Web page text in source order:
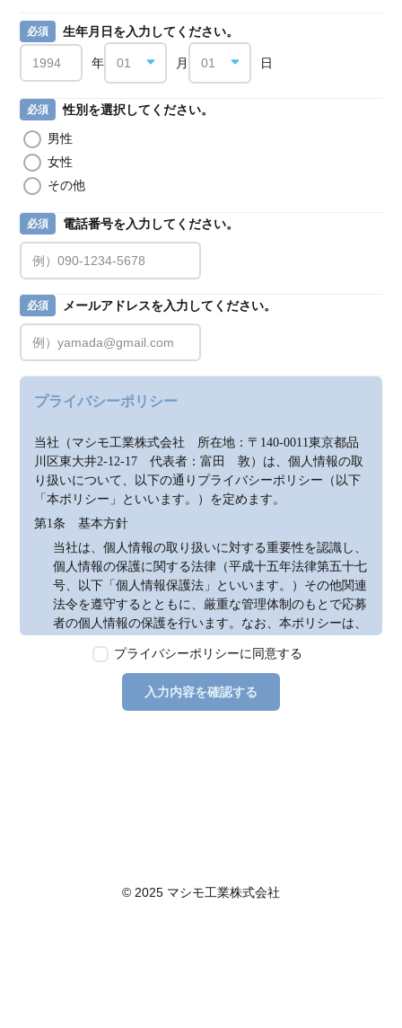
必須 生年月日を入力してください。
年 月 日
必須
性別を選択してください。
男性
女性
その他
必須 電話番号を入力してください。
必須 メールアドレスを入力してください。
プライバシーポリシー
当社（マシモ工業株式会社　所在地：〒140-0011東京都品
川区東大井2-12-17　代表者：富田　敦）は、個人情報の取
り扱いについて、以下の通りプライバシーポリシー（以下
「本ポリシー」といいます。）を定めます。
第1条　基本方針
当社は、個人情報の取り扱いに対する重要性を認識し、
個人情報の保護に関する法律（平成十五年法律第五十七
号、以下「個人情報保護法」といいます。）その他関連
法令を遵守するとともに、厳重な管理体制のもとで応募
者の個人情報の保護を行います。なお、本ポリシーは、
のとします。
第2条　個人情報の定義
本ポリシーにおいて「個人情報」とは、個人情報保護法
利用の停止、消去及び第三者への提供の停止を行うこと
プライバシーポリシーに同意する
入力内容を確認する
© 2025 マシモ工業株式会社